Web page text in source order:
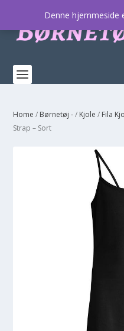
Home / Børnetøj -/ Kjole / Fila
Strap – Sort
Denne hjemmeside